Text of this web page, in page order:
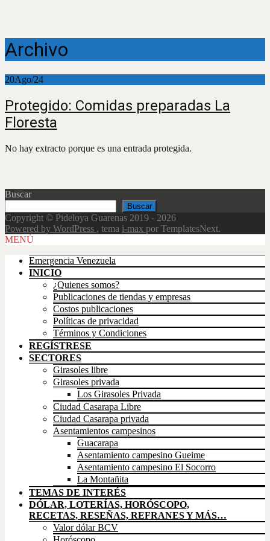
Archivo
20Ago/24
Protegido: Comidas preparadas La
Floresta
No hay extracto porque es una entrada protegida.
Buscar
Buscar
Copyright © Pideloya Guarenas 2019 - 2026
Powered by WordPress , tema i-max por TemplatesNext.
Scroll
MENÚ
Emergencia Venezuela
INICIO
¿Quienes somos?
Publicaciones de tiendas y empresas
Costos publicaciones
Políticas de privacidad
Términos y Condiciones
REGÍSTRESE
SECTORES
Girasoles libre
Girasoles privada
Los Girasoles Privada
Ciudad Casarapa Libre
Ciudad Casarapa privada
Asentamientos campesinos
Guacarapa
Asentamiento campesino Gueime
Asentamiento campesino El Socorro
La Montañita
TEMAS DE INTERÉS
DÓLAR, LOTERÍAS, HORÓSCOPO,
RECETAS, RESEÑAS, REFRANES Y MÁS…
Valor dólar BCV